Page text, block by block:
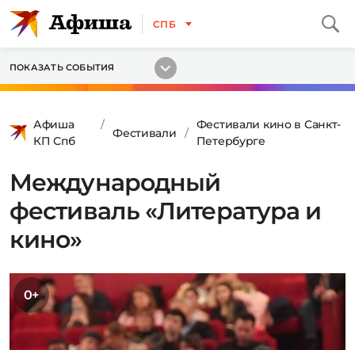
СПБ
ПОКАЗАТЬ СОБЫТИЯ
Афиша
КП Спб
Фестивали
Фестивали кино в Санкт-
Петербурге
Международный
фестиваль «Литература и
кино»
0+